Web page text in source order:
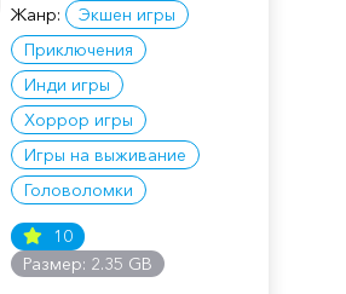
Жанр:
Экшен игры
Приключения
Инди игры
Хоррор игры
Игры на выживание
Головоломки
10
Размер: 2.35 GB